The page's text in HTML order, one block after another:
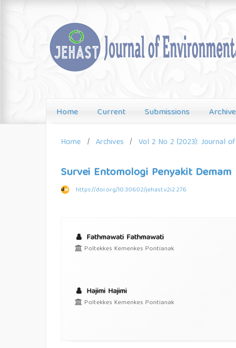
Home Current Submissions
Home / Archives / Vol 2 No 2 (2023): Journal
Survei Entomologi Penyakit
https://doi.org/10.30602/jehast.v2i2.276
Fathmawati Fathmawati
Poltekkes Kemenkes Pontianak
Hajimi Hajimi
Poltekkes Kemenkes Pontianak